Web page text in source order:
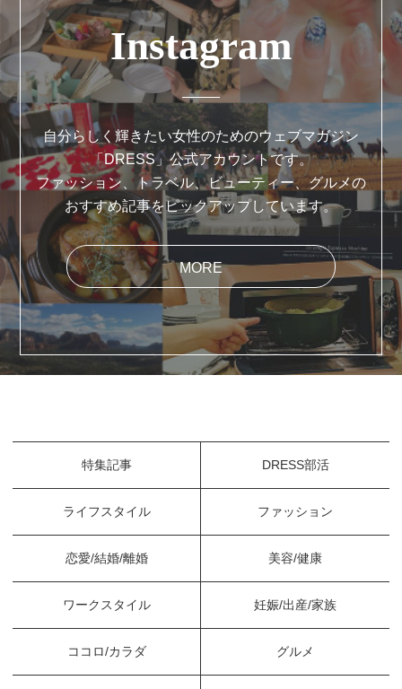
Instagram
自分らしく輝きたい女性のためのウェブマガジン
「DRESS」公式アカウントです。
ファッション、トラベル、ビューティー、グルメの
おすすめ記事をピックアップしています。
MORE
特集記事 DRESS部活
ライフスタイル ファッション
恋愛/結婚/離婚 美容/健康
ワークスタイル 妊娠/出産/家族
ココロ/カラダ グルメ